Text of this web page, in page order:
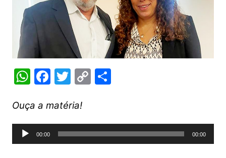
W
at
s
A
F
c
e
b
T
itt
er
C
y
Li
S
e
Ouça a matéria!
Tocador
de
00:00 00:00